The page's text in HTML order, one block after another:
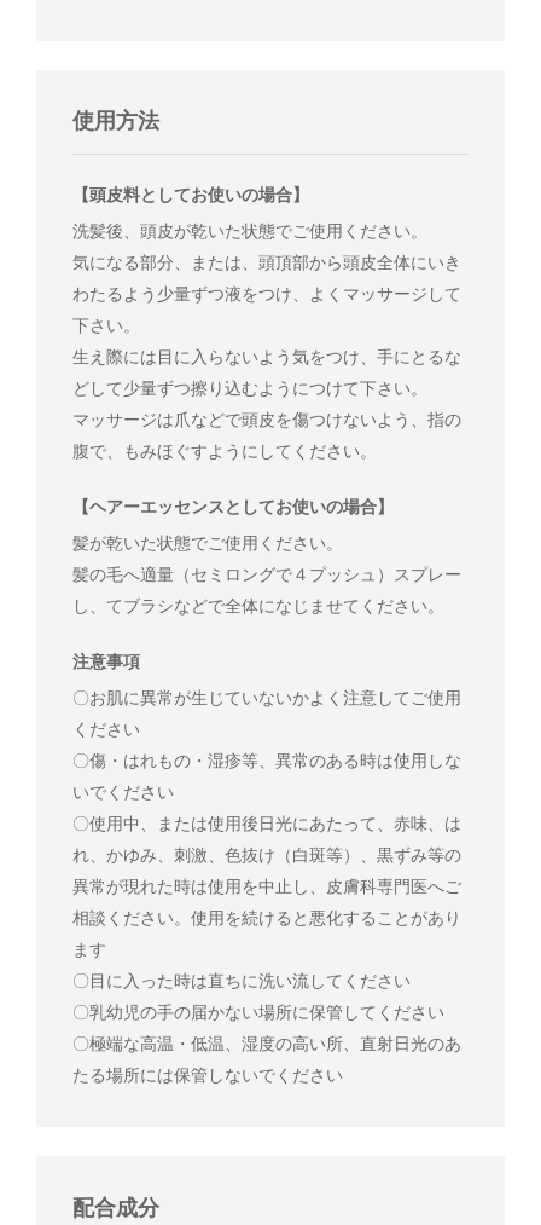
使用方法
【頭皮料としてお使いの場合】
洗髪後、頭皮が乾いた状態でご使用ください。
気になる部分、または、頭頂部から頭皮全体にいき
わたるよう少量ずつ液をつけ、よくマッサージして
下さい。
生え際には目に入らないよう気をつけ、手にとるな
どして少量ずつ擦り込むようにつけて下さい。
マッサージは爪などで頭皮を傷つけないよう、指の
腹で、もみほぐすようにしてください。
【ヘアーエッセンスとしてお使いの場合】
髪が乾いた状態でご使用ください。
髪の毛へ適量（セミロングで４プッシュ）スプレー
し、てブラシなどで全体になじませてください。
注意事項
〇お肌に異常が生じていないかよく注意してご使用
ください
〇傷・はれもの・湿疹等、異常のある時は使用しな
いでください
〇使用中、または使用後日光にあたって、赤味、は
れ、かゆみ、刺激、色抜け（白斑等）、黒ずみ等の
異常が現れた時は使用を中止し、皮膚科専門医へご
相談ください。使用を続けると悪化することがあり
ます
〇目に入った時は直ちに洗い流してください
〇乳幼児の手の届かない場所に保管してください
〇極端な高温・低温、湿度の高い所、直射日光のあ
たる場所には保管しないでください
配合成分